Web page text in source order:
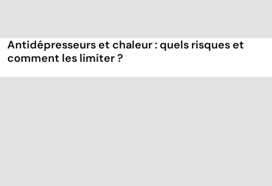
Antidépresseurs et chaleur : quels risques et
comment les limiter ?